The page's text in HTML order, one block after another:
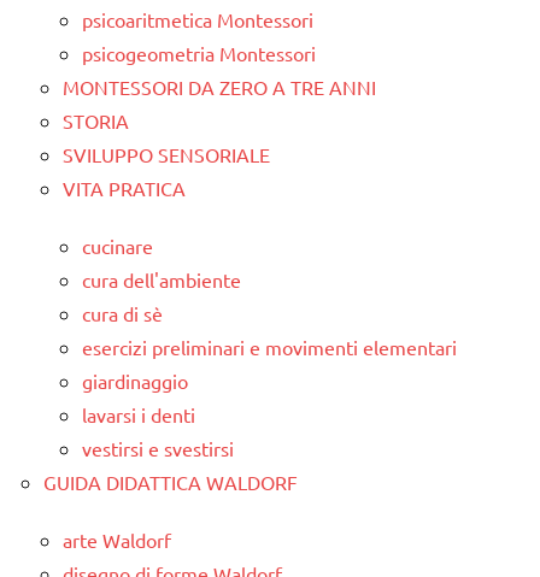
psicoaritmetica Montessori
psicogeometria Montessori
MONTESSORI DA ZERO A TRE ANNI
STORIA
SVILUPPO SENSORIALE
VITA PRATICA
cucinare
cura dell'ambiente
cura di sè
esercizi preliminari e movimenti elementari
giardinaggio
lavarsi i denti
vestirsi e svestirsi
GUIDA DIDATTICA WALDORF
arte Waldorf